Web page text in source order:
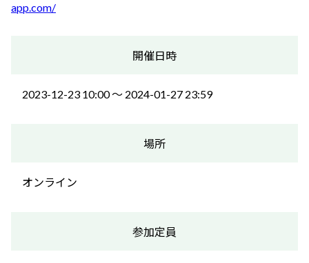
app.com/
開催日時
2023-12-23 10:00 〜 2024-01-27 23:59
場所
オンライン
参加定員